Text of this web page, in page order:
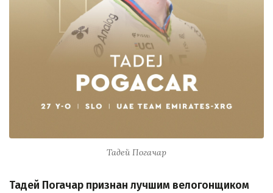
Тадей Погачар
Тадей Погачар признан лучшим велогонщиком